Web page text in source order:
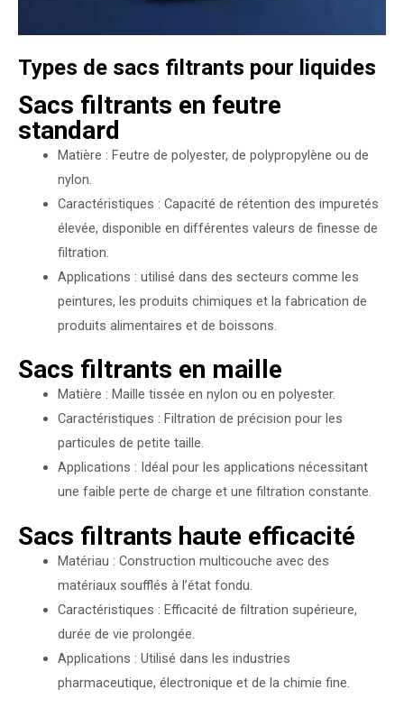
Types de sacs filtrants pour liquides
Sacs filtrants en feutre
standard
Matière : Feutre de polyester, de polypropylène ou de
nylon.
Caractéristiques : Capacité de rétention des impuretés
élevée, disponible en différentes valeurs de finesse de
filtration.
Applications : utilisé dans des secteurs comme les
peintures, les produits chimiques et la fabrication de
produits alimentaires et de boissons.
Sacs filtrants en maille
Matière : Maille tissée en nylon ou en polyester.
Caractéristiques : Filtration de précision pour les
particules de petite taille.
Applications : Idéal pour les applications nécessitant
une faible perte de charge et une filtration constante.
Sacs filtrants haute efficacité
Matériau : Construction multicouche avec des
matériaux soufflés à l’état fondu.
Caractéristiques : Efficacité de filtration supérieure,
durée de vie prolongée.
Applications : Utilisé dans les industries
pharmaceutique, électronique et de la chimie fine.